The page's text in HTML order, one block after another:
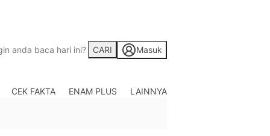
CARI Masuk
CEK FAKTA ENAM PLUS
LAINNYA